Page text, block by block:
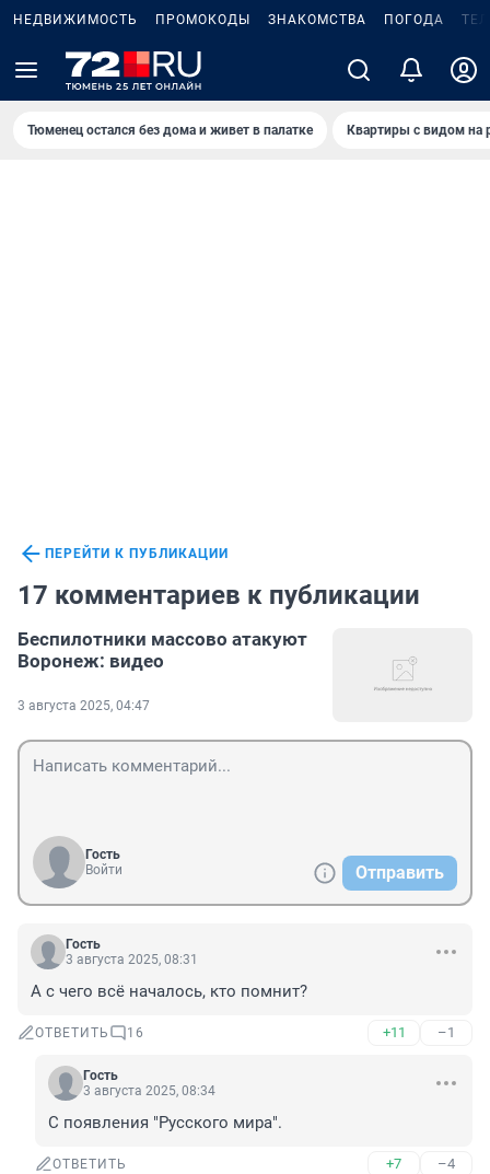
НЕДВИЖИМОСТЬ ПРОМОКОДЫ ЗНАКОМСТВА ПОГОДА
Тюменец остался без дома и живет в палатке Квартиры с видом на
ПЕРЕЙТИ К ПУБЛИКАЦИИ
17 комментариев к публикации
Беспилотники массово атакуют
Воронеж: видео
3 августа 2025, 04:47
Гость
Войти
Отправить
Гость
3 августа 2025, 08:31
А с чего всё началось, кто помнит?
ОТВЕТИТЬ 16 +11 –1
Гость
3 августа 2025, 08:34
С появления "Русского мира".
ОТВЕТИТЬ +7 –4